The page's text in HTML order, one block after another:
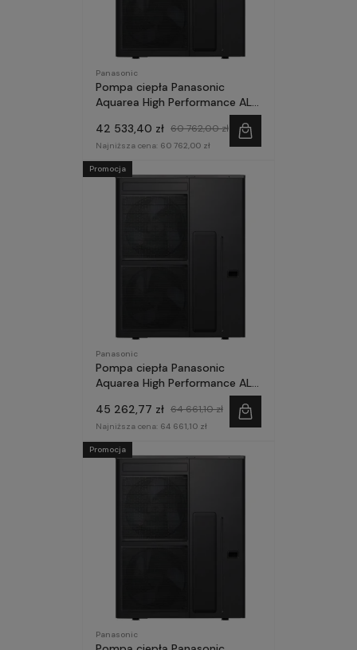
Panasonic
Pompa ciepła Panasonic
Aquarea High Performance ALL
in One 16kW 185l 1~ seria M
42 533,40 zł 60 762,00 zł
Najniższa cena: 60 762,00 zł
Panasonic
Pompa ciepła Panasonic
Aquarea High Performance ALL
in One 16kW 260l 1~ seria M
45 262,77 zł 64 661,10 zł
Najniższa cena: 64 661,10 zł
Promocja
Panasonic
Promocja